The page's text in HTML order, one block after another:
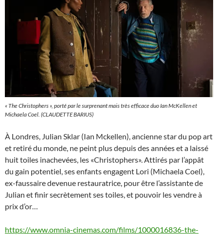
« The Christophers », porté par le surprenant mais très efficace duo Ian McKellen et
Michaela Coel. (CLAUDETTE BARIUS)
À Londres, Julian Sklar (Ian Mckellen), ancienne star du pop art
et retiré du monde, ne peint plus depuis des années et a laissé
huit toiles inachevées, les «Christophers». Attirés par l’appât
du gain potentiel, ses enfants engagent Lori (Michaela Coel),
ex-faussaire devenue restauratrice, pour être l’assistante de
Julian et finir secrètement ses toiles, et pouvoir les vendre à
prix d’or…
https://www.omnia-cinemas.com/films/1000016836-the-